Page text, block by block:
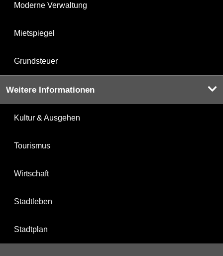
Moderne Verwaltung
Mietspiegel
Grundsteuer
Weitere Informationen
Kultur & Ausgehen
Tourismus
Wirtschaft
Stadtleben
Stadtplan